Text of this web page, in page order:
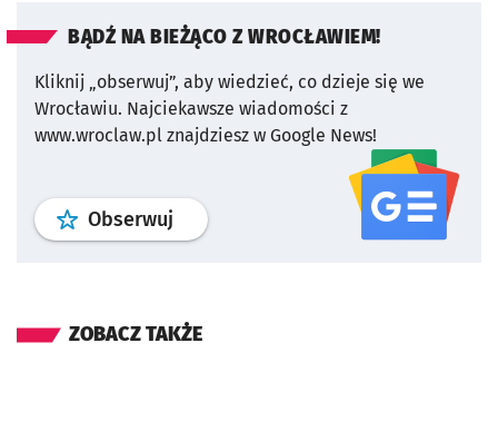
BĄDŹ NA BIEŻĄCO Z WROCŁAWIEM!
Kliknij „obserwuj”, aby wiedzieć, co dzieje się we
Wrocławiu. Najciekawsze wiadomości z
www.wroclaw.pl znajdziesz w Google News!
Obserwuj profil serwisu
ZOBACZ TAKŻE